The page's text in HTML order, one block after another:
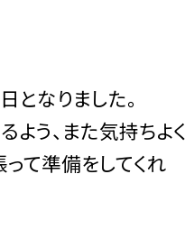
となりました。
う、また気持ちよく
て準備をしてくれ